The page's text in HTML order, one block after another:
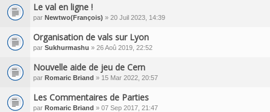
Le val en ligne !
par Newtwo(François) » 20 Juil 2023, 14:39
Organisation de vals sur Lyon
par Sukhurmashu » 26 Aoû 2019, 22:52
Nouvelle aide de jeu de Cern
par Romaric Briand » 15 Mar 2022, 20:57
Les Commentaires de Parties
par Romaric Briand » 07 Sep 2017, 21:47